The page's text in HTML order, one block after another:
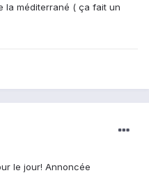
la méditerrané ( ça fait un
le jour! Annoncée